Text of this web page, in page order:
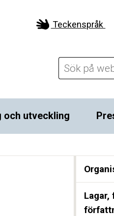
Teckenspråk
och utveckling
Lagar,